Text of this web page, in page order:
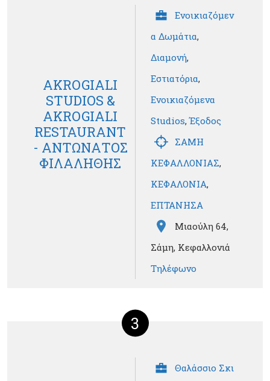
AKROGIALI
STUDIOS &
AKROGIALI
RESTAURANT
- ΑΝΤΩΝΑΤΟΣ
ΦΙΛΑΛΗΘΗΣ
Ενοικιαζόμεν
α Δωμάτια,
Διαμονή,
Εστιατόρια,
Ενοικιαζόμενα
Studios,Έξοδος
ΣΑΜΗ
ΚΕΦΑΛΛΟΝΙΑΣ,
ΚΕΦΑΛΟΝΙΑ,
ΕΠΤΑΝΗΣΑ
Μιαούλη 64,
Σάμη, Κεφαλλονιά
Τηλέφωνο
3
Θαλάσσιο Σκι